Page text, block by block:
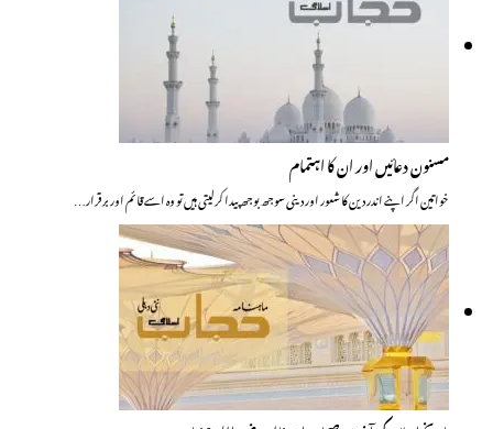
مسنون دعائیں اور ان کا اہتمام
خواتین اگر اپنے اندر دین کا شعور اور دینی سوجھ بوجھ پیدا کرلیتی ہیں تو وہ اسے قائم اور برقرار…